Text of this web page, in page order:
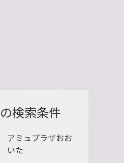
検索条件
アミュプラザおお
いた